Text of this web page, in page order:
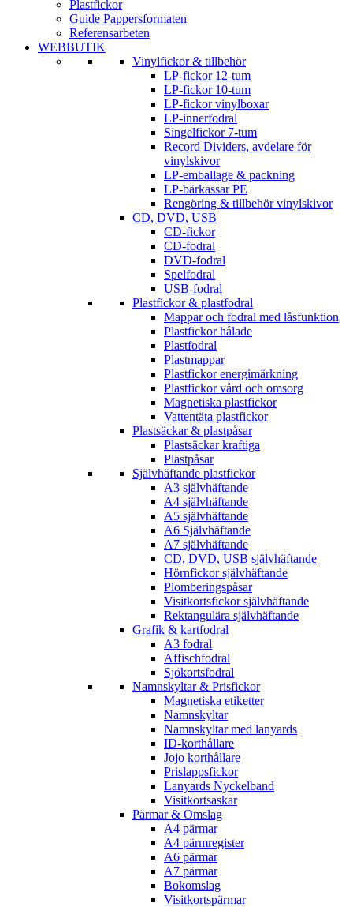
Plastfickor
Guide Pappersformaten
Referensarbeten
WEBBUTIK
Vinylfickor & tillbehör
LP-fickor 12-tum
LP-fickor 10-tum
LP-fickor vinylboxar
LP-innerfodral
Singelfickor 7-tum
Record Dividers, avdelare för
vinylskivor
LP-emballage & packning
LP-bärkassar PE
Rengöring & tillbehör vinylskivor
CD, DVD, USB
CD-fickor
CD-fodral
DVD-fodral
Spelfodral
USB-fodral
Plastfickor & plastfodral
Mappar och fodral med låsfunktion
Plastfickor hålade
Plastfodral
Plastmappar
Plastfickor energimärkning
Plastfickor vård och omsorg
Magnetiska plastfickor
Vattentäta plastfickor
Plastsäckar & plastpåsar
Plastsäckar kraftiga
Plastpåsar
Självhäftande plastfickor
A3 självhäftande
A4 självhäftande
A5 självhäftande
A6 Självhäftande
A7 självhäftande
CD, DVD, USB självhäftande
Hörnfickor självhäftande
Plomberingspåsar
Visitkortsfickor självhäftande
Rektangulära självhäftande
Grafik & kartfodral
A3 fodral
Affischfodral
Sjökortsfodral
Namnskyltar & Prisfickor
Magnetiska etiketter
Namnskyltar
Namnskyltar med lanyards
ID-korthållare
Jojo korthållare
Prislappsfickor
Lanyards Nyckelband
Visitkortsaskar
Pärmar & Omslag
A4 pärmar
A4 pärmregister
A6 pärmar
A7 pärmar
Bokomslag
Visitkortspärmar